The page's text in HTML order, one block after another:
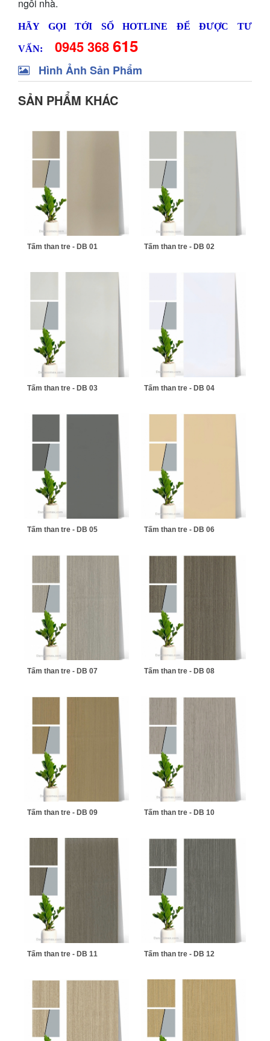
ngôi nhà.
HÃY GỌI TỚI SỐ HOTLINE ĐỂ ĐƯỢC TƯ
VẤN: 0945 368615
Hình Ảnh Sản Phẩm
SẢN PHẨM KHÁC
Tấm than tre - DB 01 Tấm than tre - DB 02
Tấm than tre - DB 03 Tấm than tre - DB 04
Tấm than tre - DB 05 Tấm than tre - DB 06
Tấm than tre - DB 07 Tấm than tre - DB 08
Tấm than tre - DB 09 Tấm than tre - DB 10
Tấm than tre - DB 11 Tấm than tre - DB 12